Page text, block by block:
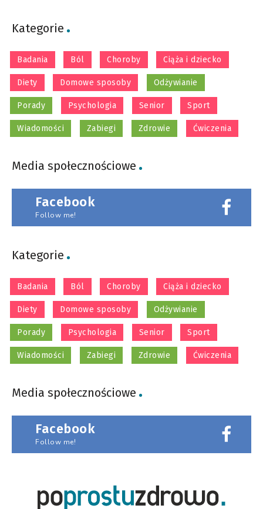
Kategorie
Badania Ból Choroby Ciąża i dziecko
Diety Domowe sposoby Odżywianie
Porady Psychologia Senior Sport
Wiadomości Zabiegi Zdrowie Ćwiczenia
Media społecznościowe
Facebook
Follow me!
Kategorie
Badania Ból Choroby Ciąża i dziecko
Diety Domowe sposoby Odżywianie
Porady Psychologia Senior Sport
Wiadomości Zabiegi Zdrowie Ćwiczenia
Media społecznościowe
Facebook
Follow me!